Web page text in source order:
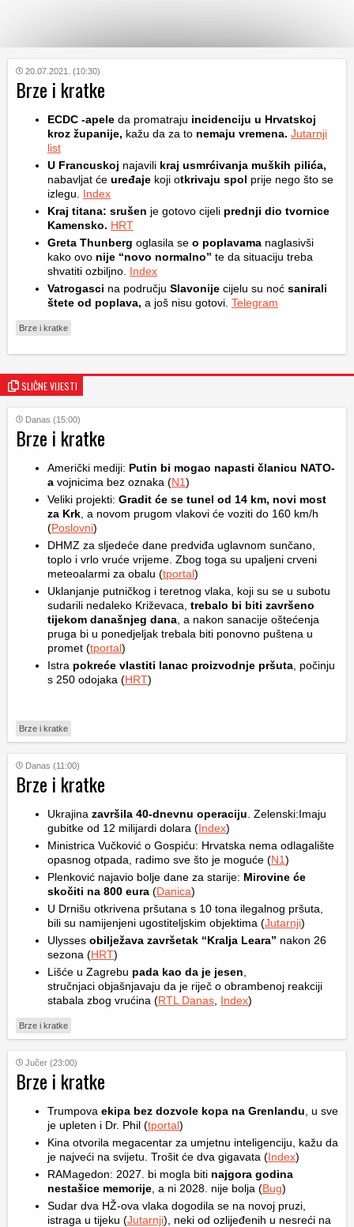
KATEGORIJE
HRVATSKI
WEB
20.07.2021. (10:30)
Brze i kratke
ECDC -apele da promatraju incidenciju u Hrvatskoj
kroz županije, kažu da za to nemaju vremena. Jutarnji
list
U Francuskoj najavili kraj usmrćivanja muških pilića,
nabavljat će uređaje koji otkrivaju spol prije nego što se
izlegu. Index
Kraj titana: srušen je gotovo cijeli prednji dio tvornice
Kamensko. HRT
Greta Thunberg oglasila se o poplavama naglasivši
kako ovo nije “novo normalno” te da situaciju treba
shvatiti ozbiljno. Index
Vatrogasci na području Slavonije cijelu su noć sanirali
štete od poplava, a još nisu gotovi. Telegram
Brze i kratke
SLIČNE VIJESTI
Danas (15:00)
Brze i kratke
Američki mediji: Putin bi mogao napasti članicu NATO-
a vojnicima bez oznaka (N1)
Veliki projekti: Gradit će se tunel od 14 km, novi most
za Krk , a novom prugom vlakovi će voziti do 160 km/h
(Poslovni)
DHMZ za sljedeće dane predviđa uglavnom sunčano,
toplo i vrlo vruće vrijeme. Zbog toga su upaljeni crveni
meteoalarmi za obalu (tportal)
Uklanjanje putničkog i teretnog vlaka, koji su se u subotu
sudarili nedaleko Križevaca, trebalo bi biti završeno
tijekom današnjeg dana , a nakon sanacije oštećenja
pruga bi u ponedjeljak trebala biti ponovno puštena u
promet (tportal)
Istra pokreće vlastiti lanac proizvodnje pršuta , počinju
s 250 odojaka (HRT)
Brze i kratke
Danas (11:00)
Brze i kratke
Ukrajina završila 40-dnevnu operaciju . Zelenski:Imaju
gubitke od 12 milijardi dolara (Index)
Ministrica Vučković o Gospiću: Hrvatska nema odlagalište
opasnog otpada, radimo sve što je moguće (N1)
Plenković najavio bolje dane za starije: Mirovine će
skočiti na 800 eura (Danica)
U Drnišu otkrivena pršutana s 10 tona ilegalnog pršuta,
bili su namijenjeni ugostiteljskim objektima (Jutarnji)
Ulysses obilježava završetak “Kralja Leara” nakon 26
sezona (HRT)
Lišće u Zagrebu pada kao da je jesen
stručnjaci objašnjavaju da je riječ o obrambenoj reakciji
stabala zbog vrućina (RTL Danas Index)
Brze i kratke
Jučer (23:00)
Brze i kratke
Trumpova ekipa bez dozvole kopa na Grenlandu , u sve
je upleten i Dr. Phil (tportal)
Kina otvorila megacentar za umjetnu inteligenciju, kažu da
je najveći na svijetu. Trošit će dva gigavata (Index)
RAMagedon: 2027. bi mogla biti najgora godina
nestašice memorije , a ni 2028. nije bolja (Bug)
Sudar dva HŽ-ova vlaka dogodila se na novoj pruzi,
istraga u tijeku (Jutarnji), neki od ozlijeđenih u nesreći na